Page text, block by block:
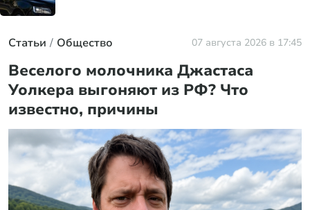
Статьи Общество 07 августа 2026 в 17:45
Веселого молочника Джастаса
Уолкера выгоняют из РФ? Что
известно, причины